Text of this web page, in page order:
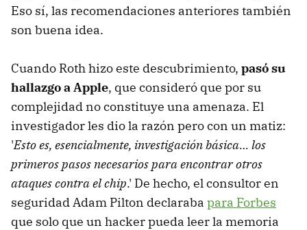
Eso sí, las recomendaciones anteriores también
son buena idea.
Cuando Roth hizo este descubrimiento, pasó su
hallazgo a Apple, que consideró que por su
complejidad no constituye una amenaza. El
investigador les dio la razón pero con un matiz:
'Esto es, esencialmente, investigación básica… los
primeros pasos necesarios para encontrar otros
ataques contra el chip.' De hecho, el consultor en
seguridad Adam Pilton declaraba para Forbes
que solo que un hacker pueda leer la memoria